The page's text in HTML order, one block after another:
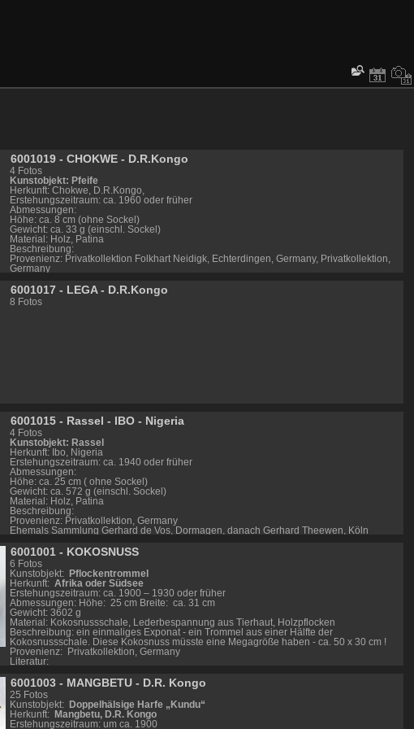
6001019 - CHOKWE - D.R.Kongo
4 Fotos
Kunstobjekt: Pfeife
Herkunft: Chokwe, D.R.Kongo,
Erstehungszeitraum: ca. 1960 oder früher
Abmessungen:
Höhe: ca. 8 cm (ohne Sockel)
Gewicht: ca. 33 g (einschl. Sockel)
Material: Holz, Patina
Beschreibung:
Provenienz: Privatkollektion Folkhart Neidigk, Echterdingen, Germany, Privatkollektion,
Germany
*
Info – Link CHOKWE: https://africa.uima.uiowa.edu/peoples/show/Chokwe
NE24X0040X6001019
6001017 - LEGA - D.R.Kongo
8 Fotos
6001015 - Rassel - IBO - Nigeria
4 Fotos
Kunstobjekt: Rassel
Herkunft: Ibo, Nigeria
Erstehungszeitraum: ca. 1940 oder früher
Abmessungen:
Höhe: ca. 25 cm ( ohne Sockel)
Gewicht: ca. 572 g (einschl. Sockel)
Material: Holz, Patina
Beschreibung:
Provenienz: Privatkollektion, Germany
Ehemals Sammlung Gerhard de Vos, Dormagen, danach Gerhard Theewen, Köln
Info – Link IBO:
TH20X00000X6001015
6001001 - KOKOSNUSS
6 Fotos
Kunstobjekt:
Pflockentrommel
Herkunft: Afrika oder Südsee
Erstehungszeitraum: ca. 1900 – 1930 oder früher
Abmessungen: Höhe: 25 cm Breite: ca. 31 cm
Gewicht: 3602 g
Material: Kokosnussschale, Lederbespannung aus Tierhaut, Holzpflocken
Beschreibung: ein einmaliges Exponat - ein Trommel aus einer Hälfte der
Kokosnussschale. Diese Kokosnuss müsste eine Megagröße haben - ca. 50 x 30 cm !
Provenienz: Privatkollektion, Germany
Literatur:
6001003 - MANGBETU - D.R. Kongo
25 Fotos
Kunstobjekt:
Doppelhälsige Harfe „Kundu“
Herkunft:
Mangbetu, D.R. Kongo
Erstehungszeitraum: um ca. 1900